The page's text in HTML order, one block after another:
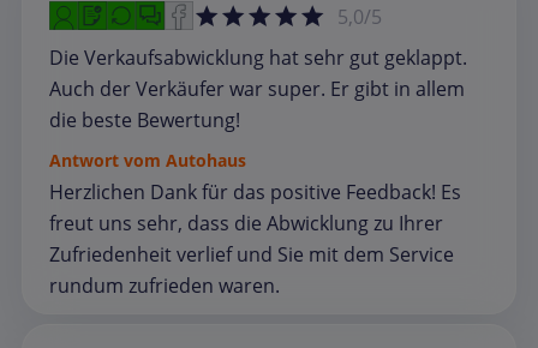
5,0/5
Die Verkaufsabwicklung hat sehr gut geklappt.
Auch der Verkäufer war super. Er gibt in allem
die beste Bewertung!
Antwort vom Autohaus
Herzlichen Dank für das positive Feedback! Es
freut uns sehr, dass die Abwicklung zu Ihrer
Zufriedenheit verlief und Sie mit dem Service
rundum zufrieden waren.